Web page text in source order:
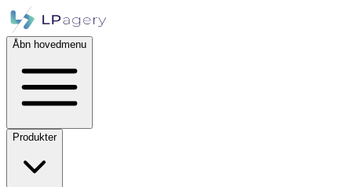
Åbn hovedmenu
Produkter